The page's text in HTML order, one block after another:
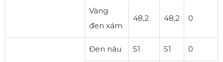
Vàng
đen xám
48,2 48,2 0
Đen nâu 51 51 0